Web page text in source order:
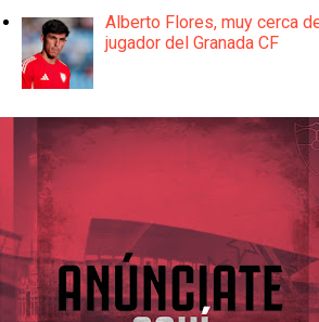
Alberto Flores, muy cerca
jugador del Granada CF